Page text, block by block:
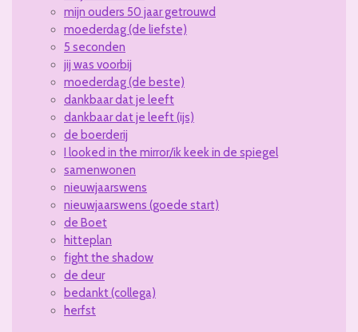
mijn ouders 50 jaar getrouwd
moederdag (de liefste)
5 seconden
jij was voorbij
moederdag (de beste)
dankbaar dat je leeft
dankbaar dat je leeft (ijs)
de boerderij
I looked in the mirror/ik keek in de spiegel
samenwonen
nieuwjaarswens
nieuwjaarswens (goede start)
de Boet
hitteplan
fight the shadow
de deur
bedankt (collega)
herfst